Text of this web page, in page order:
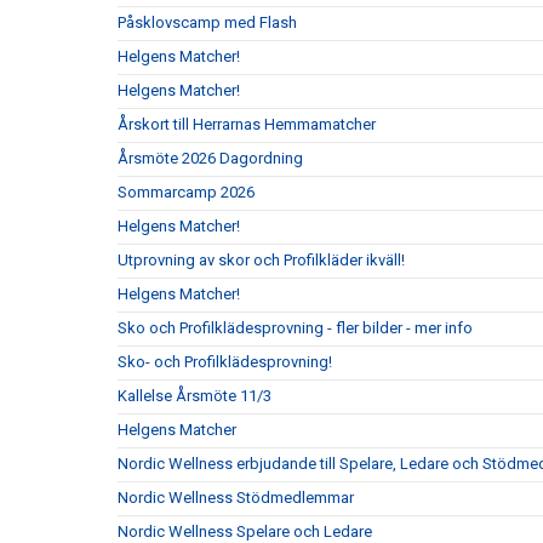
Påsklovscamp med Flash
Helgens Matcher!
Helgens Matcher!
Årskort till Herrarnas Hemmamatcher
Årsmöte 2026 Dagordning
Sommarcamp 2026
Helgens Matcher!
Utprovning av skor och Profilkläder ikväll!
Helgens Matcher!
Sko och Profilklädesprovning - fler bilder - mer info
Sko- och Profilklädesprovning!
Kallelse Årsmöte 11/3
Helgens Matcher
Nordic Wellness erbjudande till Spelare, Ledare och
Nordic Wellness Stödmedlemmar
Nordic Wellness Spelare och Ledare